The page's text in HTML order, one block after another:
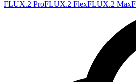
FLUX.2 ProFLUX.2 FlexFLUX.2 Max